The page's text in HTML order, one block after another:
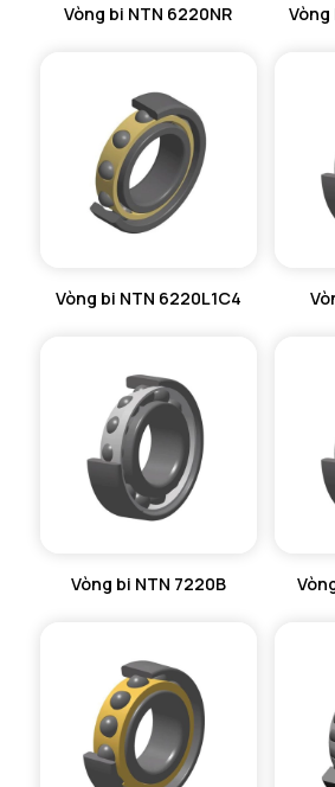
Vòng bi NTN 6220NR Vòng
Vòng bi NTN 6220L1C4
Vòng bi NTN 7220B